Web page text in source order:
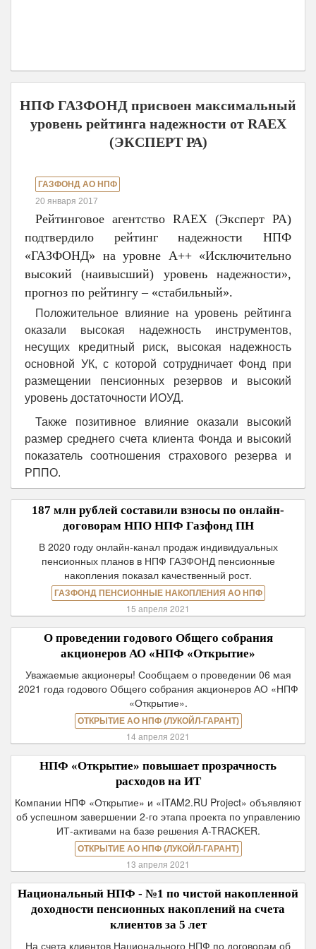
НПФ ГАЗФОНД присвоен максимальный
уровень рейтинга надежности от RAEX
(ЭКСПЕРТ РА)
ГАЗФОНД АО НПФ
20 января 2017
Рейтинговое агентство RAEX (Эксперт РА)
подтвердило рейтинг надежности НПФ
«ГАЗФОНД» на уровне А++ «Исключительно
высокий (наивысший) уровень надежности»,
прогноз по рейтингу – «стабильный».
Положительное влияние на уровень рейтинга
оказали высокая надежность инструментов,
несущих кредитный риск, высокая надежность
основной УК, с которой сотрудничает Фонд при
размещении пенсионных резервов и высокий
уровень достаточности ИОУД.
Также позитивное влияние оказали высокий
размер среднего счета клиента Фонда и высокий
показатель соотношения страхового резерва и
РППО.
187 млн рублей составили взносы по онлайн-
договорам НПО НПФ Газфонд ПН
В 2020 году онлайн-канал продаж индивидуальных
пенсионных планов в НПФ ГАЗФОНД пенсионные
накопления показал качественный рост.
ГАЗФОНД ПЕНСИОННЫЕ НАКОПЛЕНИЯ АО НПФ
15 апреля 2021
О проведении годового Общего собрания
акционеров АО «НПФ «Открытие»
Уважаемые акционеры! Сообщаем о проведении 06 мая
2021 года годового Общего собрания акционеров АО «НПФ
«Открытие».
ОТКРЫТИЕ АО НПФ (ЛУКОЙЛ-ГАРАНТ)
14 апреля 2021
НПФ «Открытие» повышает прозрачность
расходов на ИТ
Компании НПФ «Открытие» и «ITAM2.RU Project» объявляют
об успешном завершении 2-го этапа проекта по управлению
ИТ-активами на базе решения A-TRACKER.
ОТКРЫТИЕ АО НПФ (ЛУКОЙЛ-ГАРАНТ)
13 апреля 2021
Национальный НПФ - №1 по чистой накопленной
доходности пенсионных накоплений на счета
клиентов за 5 лет
На счета клиентов Национального НПФ по договорам об